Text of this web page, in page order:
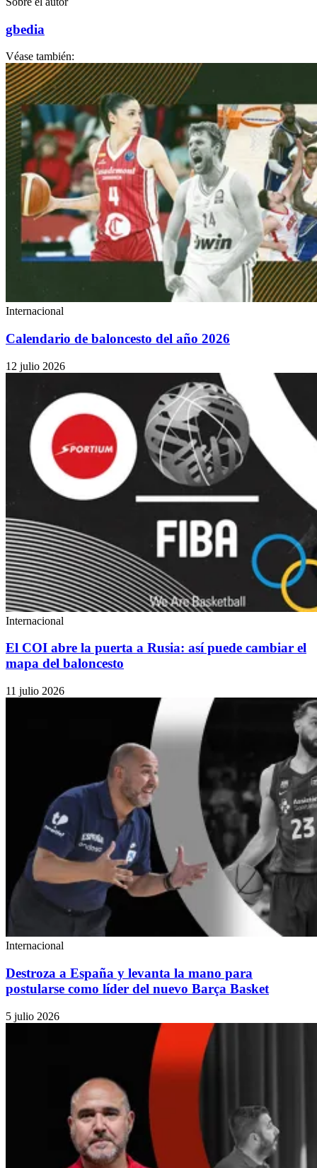
gbedia
Véase también:
Internacional
Calendario de baloncesto del año 2026
12 julio 2026
Internacional
El COI abre la puerta a Rusia: así puede cambiar el
mapa del baloncesto
11 julio 2026
Internacional
Destroza a España y levanta la mano para
postularse como líder del nuevo Barça Basket
5 julio 2026